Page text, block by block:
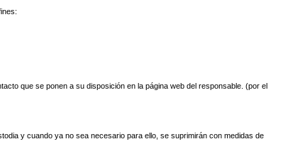
que se ponen a su disposición en la página web del responsable. (por el
y cuando ya no sea necesario para ello, se suprimirán con medidas de